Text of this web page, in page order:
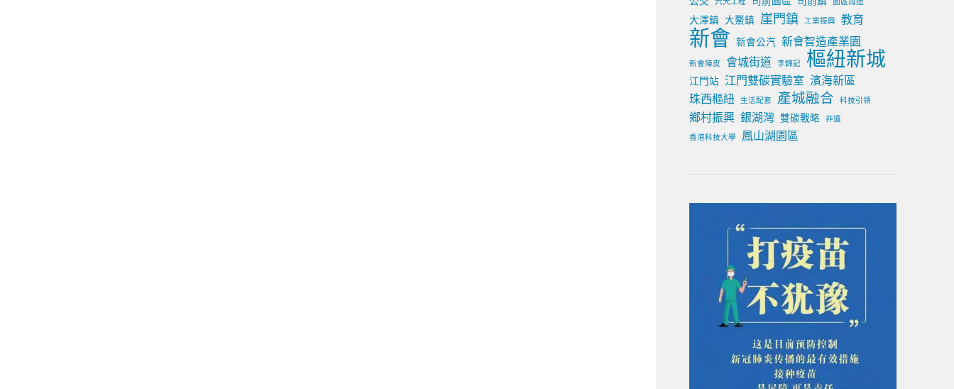
大澤鎮 大鰲鎮 崖門鎮 工業振興 教育
新會 新會公汽 新會智造產業園
新會陳皮 會城街道 李錦記 樞紐新城
江門站 江門雙碳實驗室 濱海新區
珠西樞紐
生活配套 產城融合 科技引領
鄉村振興 銀湖灣 雙碳戰略
非遺
香港科技大學
鳳山湖園區